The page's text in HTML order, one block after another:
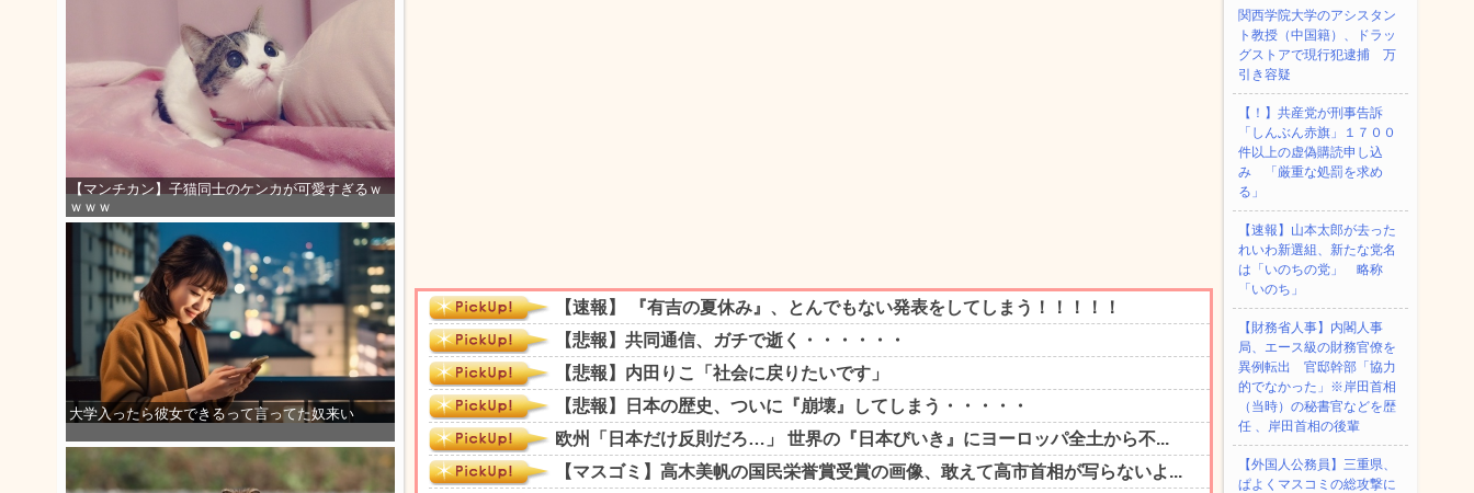
【マンチカン】子猫同士のケンカが可愛すぎるｗ
ｗｗｗ
大学入ったら彼女できるって言ってた奴来い
関西学院大学のアシスタン
ト教授（中国籍）、ドラッ
グストアで現行犯逮捕 万
引き容疑
【！】共産党が刑事告訴
「しんぶん赤旗」１７００
件以上の虚偽購読申し込
み 「厳重な処罰を求め
る」
【速報】山本太郎が去った
れいわ新選組、新たな党名
は「いのちの党」 略称
「いのち」
【財務省人事】内閣人事
局、エース級の財務官僚を
異例転出 官邸幹部「協力
的でなかった」※岸田首相
（当時）の秘書官などを歴
任 、岸田首相の後輩
【外国人公務員】三重県、
ぱよくマスコミの総攻撃に